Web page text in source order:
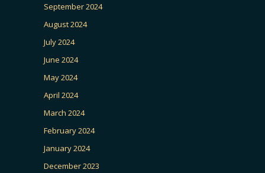
September 2024
August 2024
July 2024
June 2024
May 2024
April 2024
March 2024
February 2024
January 2024
December 2023